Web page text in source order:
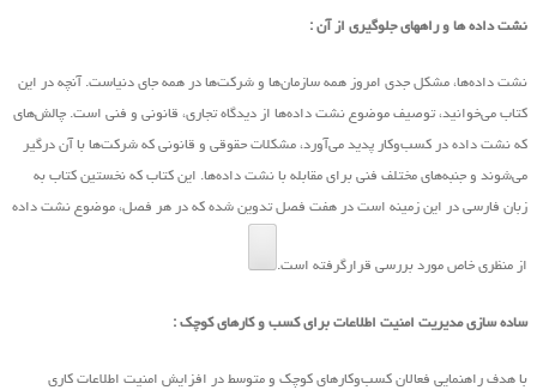
نشت داده ها و راههای جلوگیری از آن :
نشت داده‌ها، مشکل جدی امروز همه سازمان‌ها و شرکت‌ها در همه جای دنیاست. آنچه در این
کتاب ‌می‌خوانید، توصیف موضوع نشت داده‌ها از دیدگاه تجاری، قانونی و فنی است. چالش‌های
که نشت داده در کسب‌و‌کار پدید ‌می‌آورد، مشکلات حقوقی و قانونی که شرکت‌ها با آن درگیر
‌می‌شوند و جنبه‌های مختلف فنی برای مقابله با نشت داده‌ها. این کتاب که نخستین کتاب به
زبان فارسی در این زمینه است در هفت فصل تدوین شده که در هر فصل، موضوع نشت داده
از منظری خاص مورد بررسی قرارگرفته است.
ساده سازی مدیریت امنیت اطلاعات برای کسب و کارهای کوچک :
با هدف راهنمایی فعالان کسب‌وکارهای کوچک و متوسط در افزایش امنیت اطلاعات کاری